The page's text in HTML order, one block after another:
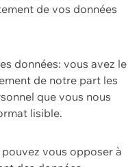
de vos données
données: vous avez le
de notre part les
que vous nous
lisible.
vous opposer à